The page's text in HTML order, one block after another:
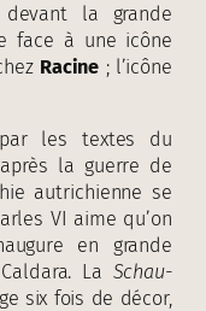
la grande
face à une icône
Racine ; l’icône
les textes du
la guerre de
autrichienne se
VI aime qu’on
en grande
La Schau-
six fois de décor,